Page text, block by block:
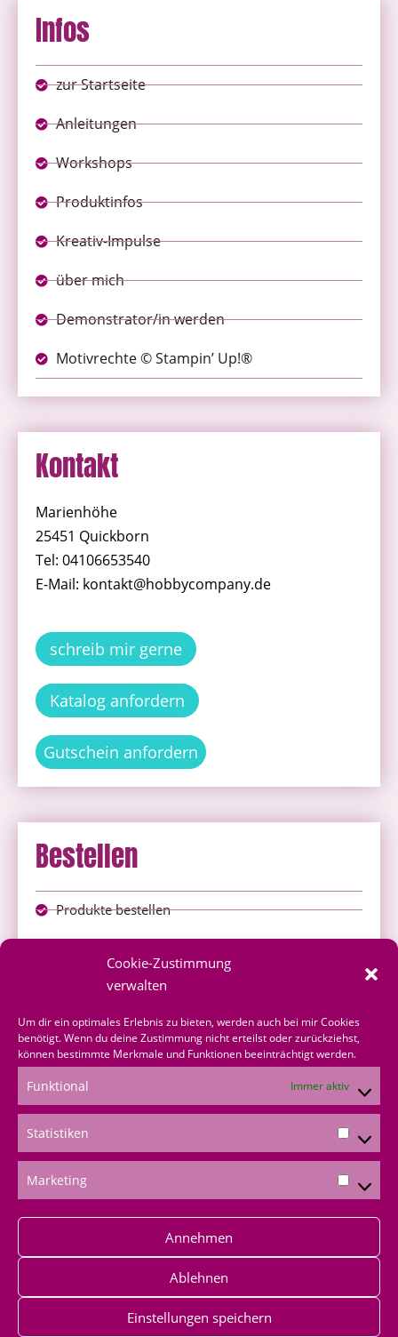
Cookie-Zustimmung
verwalten
Um dir ein optimales Erlebnis zu bieten, werden auch bei mir Cookies
benötigt. Wenn du deine Zustimmung nicht erteilst oder zurückziehst,
können bestimmte Merkmale und Funktionen beeinträchtigt werden.
Funktional Immer aktiv
Statistiken
Marketing
Annehmen
Ablehnen
Einstellungen speichern
Infos
zur Startseite
Anleitungen
Workshops
Produktinfos
Kreativ-Impulse
über mich
Demonstrator/in werden
Motivrechte © Stampin’ Up!®
Kontakt
Marienhöhe
25451 Quickborn
Tel: 04106653540
E-Mail: kontakt@hobbycompany.de
schreib mir gerne
Katalog anfordern
Gutschein anfordern
Bestellen
Produkte bestellen
über mich bestellen
Shoppingvorteil
Bestellformular
*Produktempfehlungen
*Als Amazon-Partner verdiene ich an qualifizierten
Verkäufen